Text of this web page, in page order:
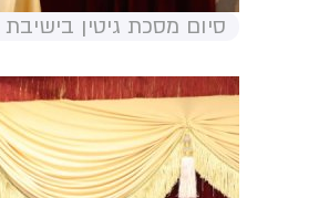
סיום מסכת גיטין